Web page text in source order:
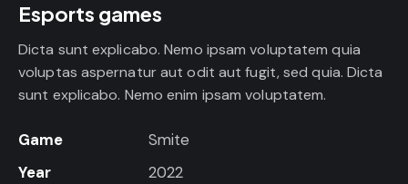
Esports games
Dicta sunt explicabo. Nemo ipsam voluptatem quia
voluptas aspernatur aut odit aut fugit, sed quia. Dicta
sunt explicabo. Nemo enim ipsam voluptatem.
Game
Smite
Year
2022